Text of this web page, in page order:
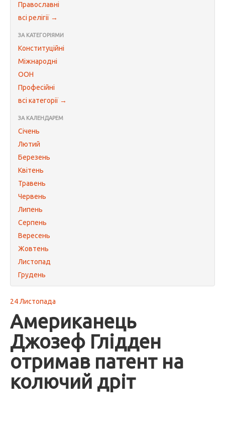
Православні
всі релігії →
ЗА КАТЕГОРІЯМИ
Конституційні
Міжнародні
ООН
Професійні
всі категорії →
ЗА КАЛЕНДАРЕМ
Січень
Лютий
Березень
Квітень
Травень
Червень
Липень
Серпень
Вересень
Жовтень
Листопад
Грудень
24 Листопада
Американець
Джозеф Глідден
отримав патент на
колючий дріт